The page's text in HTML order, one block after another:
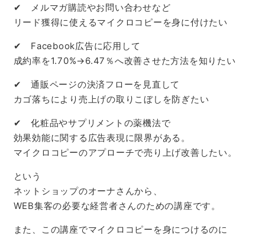
✔ メルマガ購読やお問い合わせなど
リード獲得に使えるマイクロコピーを身に付けたい
✔ Facebook広告に応用して
成約率を1.70%→6.47％へ改善させた方法を知りたい
✔ 通販ページの決済フローを見直して
カゴ落ちにより売上げの取りこぼしを防ぎたい
✔ 化粧品やサプリメントの薬機法で
効果効能に関する広告表現に限界がある。
マイクロコピーのアプローチで売り上げ改善したい。
という
ネットショップのオーナさんから、
WEB集客の必要な経営者さんのための講座です。
また、この講座でマイクロコピーを身につけるのに